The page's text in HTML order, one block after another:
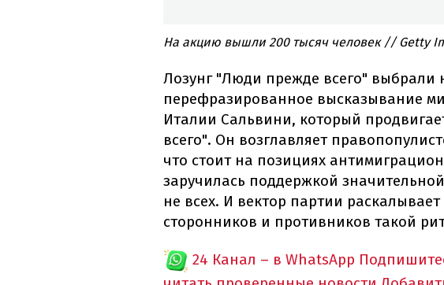
На акцию вышли 200 тысяч человек // Getty
Лозунг "Люди прежде всего" выбрали
перефразированное высказывание
Италии Сальвини, который
всего". Он возглавляет
что стоит на позициях
заручилась поддержкой
не всех. И вектор партии
сторонников и противников такой
24 Канал – в WhatsApp